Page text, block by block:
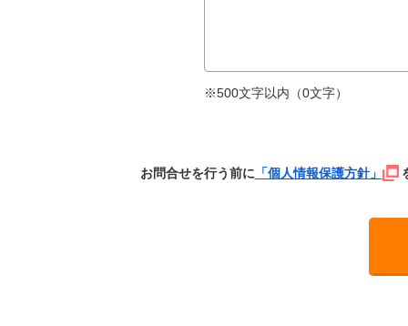
※500文字以内（0文字）
お問合せを行う前に「個人情報保護方針」